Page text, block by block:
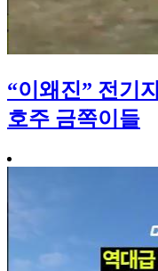
“이왜진” 전기
호주 금쪽이들